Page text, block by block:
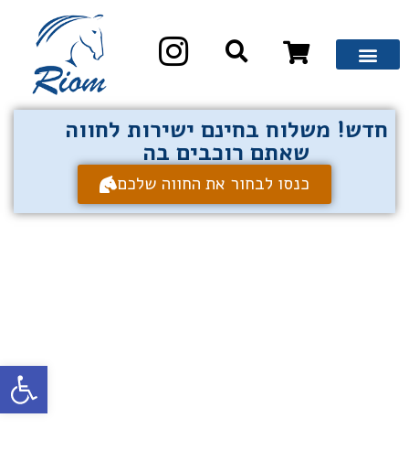
פתח
חדש! משלוח בחינם ישירות לחווה
שאתם רוכבים בה
כנסו לבחור את החווה שלכם